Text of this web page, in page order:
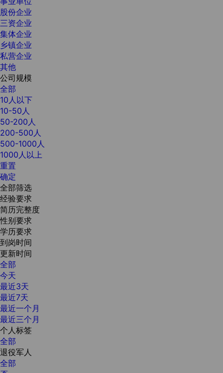
股份企业
三资企业
集体企业
乡镇企业
私营企业
其他
公司规模
全部
10人以下
10-50人
50-200人
200-500人
500-1000人
1000人以上
重置
确定
全部筛选
经验要求
简历完整度
性别要求
学历要求
到岗时间
更新时间
全部
今天
最近3天
最近7天
最近一个月
最近三个月
个人标签
全部
退役军人
全部